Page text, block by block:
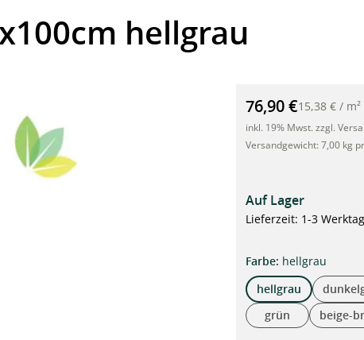
hellgrau
Balkon Sichtschutz
76,90 €15,38 € / m²
inkl. 19% Mwst. zzgl.
Versandgewicht: 7,00 kg
Auf Lager
Lieferzeit: 1-3
Farbeauswählen
: hellgrau
hellgrau
grün
beige-